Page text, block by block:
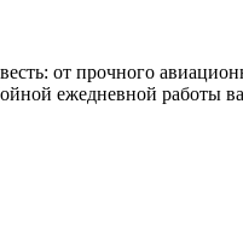
от прочного
ежедневной работы